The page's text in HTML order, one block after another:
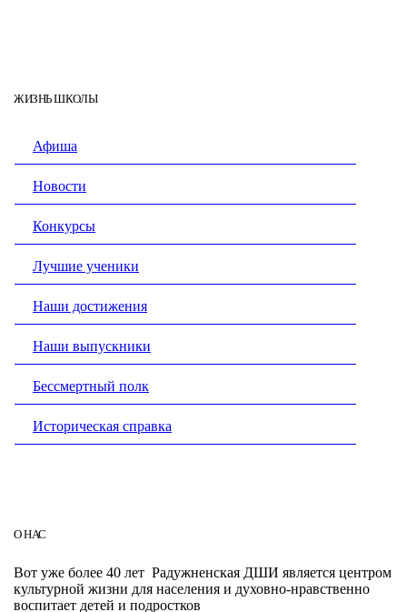
ЖИЗНЬ ШКОЛЫ
Афиша
Новости
Конкурсы
Лучшие ученики
Наши достижения
Наши выпускники
Бессмертный полк
Историческая справка
О НАС
Вот уже более 40 лет Радужненская ДШИ является центром
культурной жизни для населения и духовно-нравственно
воспитает детей и подростков